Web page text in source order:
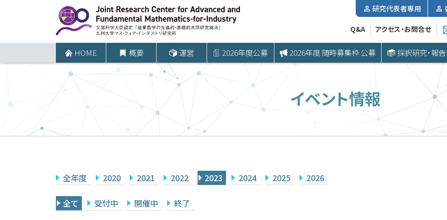
ツ
プ
HOME 概要 運営 2026年度公募 2026年度 随時募集枠 公募 採択研究・報
研究代表者専用
Q&A アクセス・お問合せ
イベント情報
全年度 2020 2021 2022 2023 2024 2025 2026
全て 受付中 開催中 終了